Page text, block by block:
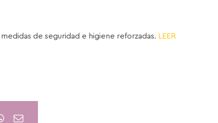
de seguridad e higiene reforzadas. LEER